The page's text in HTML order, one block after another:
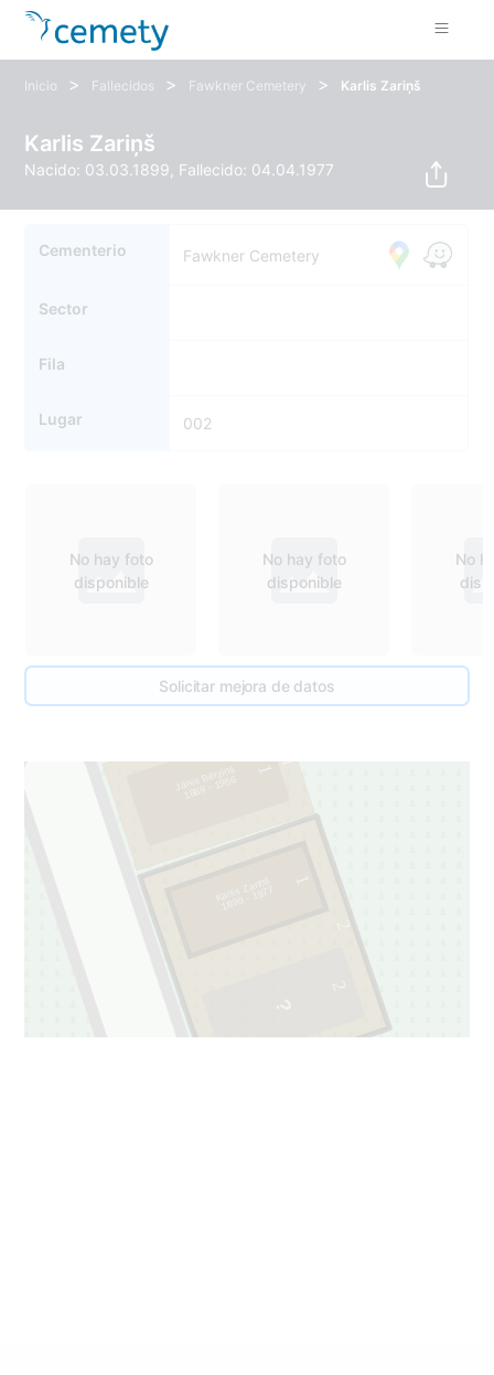
Inicio > Fallecidos > Fawkner Cemetery > Karlis Zariņš
Karlis Zariņš
Nacido: 03.03.1899, Fallecido: 04.04.1977
Cementerio Fawkner Cemetery
Sector
Fila
Lugar 002
No hay foto
disponible
No hay foto
disponible
No
Solicitar mejora de datos
1
1
1
Jānis Bērziņš
1889 - 1956
Karlis Zariņš
1899 - 1977